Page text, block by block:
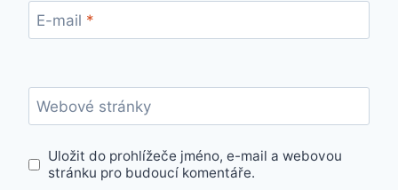
E-mail *
Webové stránky
Uložit do prohlížeče jméno, e-mail a webovou
stránku pro budoucí komentáře.